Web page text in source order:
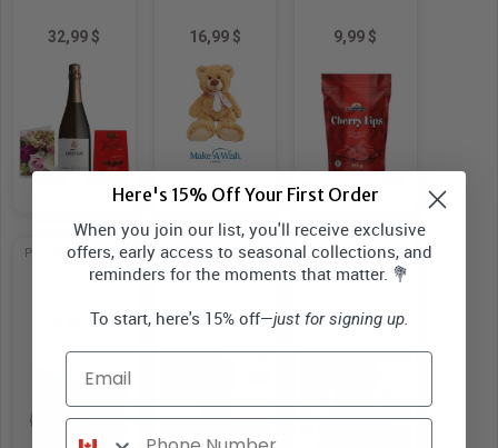
32,99 $ 16,99 $ 9,99 $
Petit ballon mylar
3,99 $
Vin Blanc Truffes-
Carte
32,99 $
Ourson en peluche
10,99 $
Here's 15% Off Your First Order
When you join our list, you'll receive exclusive
offers, early access to seasonal collections, and
reminders for the moments that matter. 💐
To start, here's 15% off—just for signing up.
Email
Phone Number